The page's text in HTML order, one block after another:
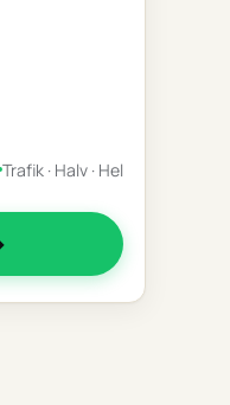
Trafik · Halv · Hel